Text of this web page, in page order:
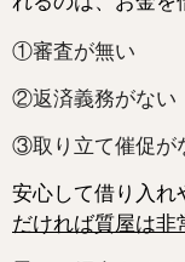
①審査が無い
②返済義務がない
③取り立て催促が
安心して借り入れ
だければ質屋は非